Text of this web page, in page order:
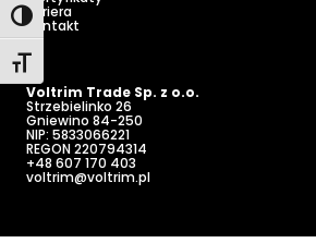
Toggle High Contrast
Toggle Font size
Kariera
Kontakt
Voltrim Trade Sp. z o.o.
Strzebielinko 26
Gniewino 84-250
NIP: 5833066221
REGON 220794314
+48 607 170 403
voltrim@voltrim.pl